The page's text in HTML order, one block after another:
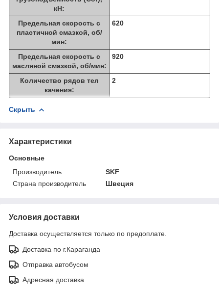
кН:
Предельная скорость с
пластичной смазкой, об/
мин:
620
Предельная скорость с
масляной смазкой, об/мин:
920
Количество рядов тел
качения:
2
Скрыть
Характеристики
Основные
Производитель
SKF
Страна производитель
Швеция
Условия доставки
Доставка осуществляется только по предоплате.
Доставка по г.Караганда
Отправка автобусом
Адресная доставка